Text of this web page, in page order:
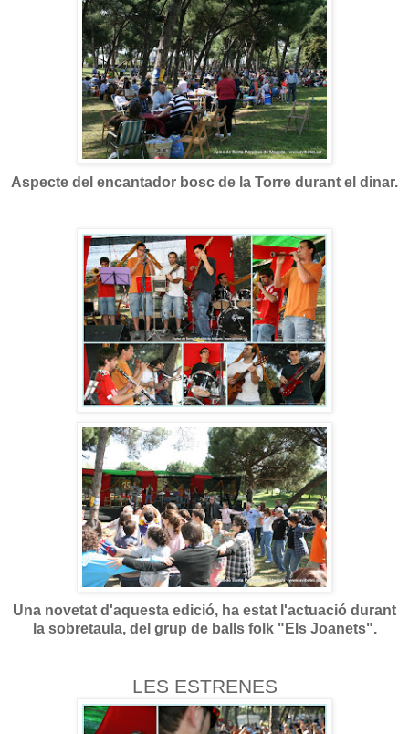
Aspecte del encantador bosc de la Torre durant el dinar.
Una novetat d'aquesta edició, ha estat l'actuació durant
la sobretaula, del grup de balls folk "Els Joanets".
LES ESTRENES